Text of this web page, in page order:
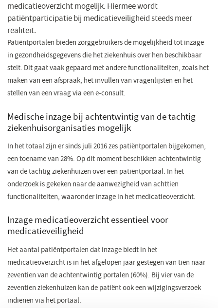
medicatieoverzicht mogelijk. Hiermee wordt
patiëntparticipatie bij medicatieveiligheid steeds meer
realiteit.
Patiëntportalen bieden zorggebruikers de mogelijkheid tot inzage
in gezondheidsgegevens die het ziekenhuis over hen beschikbaar
stelt. Dit gaat vaak gepaard met andere functionaliteiten, zoals het
maken van een afspraak, het invullen van vragenlijsten en het
stellen van een vraag via een e-consult.
​Medische inzage bij achtentwintig van de tachtig
ziekenhuisorganisaties mogelijk
In het totaal zijn er sinds juli 2016 zes patiëntportalen bijgekomen,
een toename van 28%. Op dit moment beschikken achtentwintig
van de tachtig ziekenhuizen over een patiëntportaal. In het
onderzoek is gekeken naar de aanwezigheid van achttien
functionaliteiten, waaronder inzage in het medicatieoverzicht.
​Inzage medicatieoverzicht essentieel voor
medicatieveiligheid
Het aantal patiëntportalen dat inzage biedt in het
medicatieoverzicht is in het afgelopen jaar gestegen van tien naar
zeventien van de achtentwintig portalen (60%). Bij vier van de
zeventien ziekenhuizen kan de patiënt ook een wijzigingsverzoek
indienen via het portaal.